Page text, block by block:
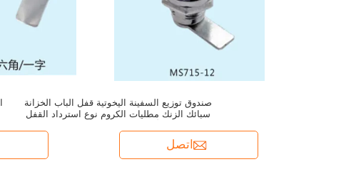
صندوق توزيع السفينة اليخوتية قفل الباب الخزانة
سبائك الزنك مطليات الكروم نوع استرداد القفل
اتصل